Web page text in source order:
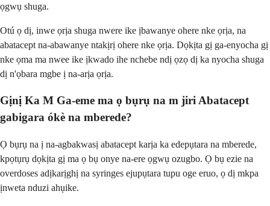
ọgwụ shuga.
Otú ọ dị, inwe ọrịa shuga nwere ike ịbawanye ohere nke ọrịa, na
abatacept na-abawanye ntakịrị ohere nke ọrịa. Dọkịta gị ga-enyocha gị
nke ọma ma nwee ike ịkwado ihe nchebe ndị ọzọ dị ka nyocha shuga
dị n'ọbara mgbe ị na-arịa ọrịa.
Gịnị Ka M Ga-eme ma ọ bụrụ na m jiri Abatacept
gabigara ókè na mberede?
Ọ bụrụ na ị na-agbakwasị abatacept karịa ka edepụtara na mberede,
kpọtụrụ dọkịta gị ma ọ bụ onye na-ere ọgwụ ozugbo. Ọ bụ ezie na
overdoses adịkarịghị na syringes ejupụtara tupu oge eruo, ọ dị mkpa
ịnweta nduzi ahụike.